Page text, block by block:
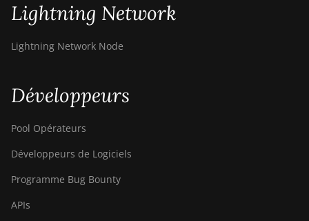
S21e XP Hyd 3U
(860Th)
BITMAIN AntMiner
BITMAIN AntMiner
S9
BITMAIN AntMiner
BITMAIN AntMiner
Lightning Network
Lightning Network Node
Développeurs
Pool Opérateurs
Développeurs de Logiciels
Programme Bug Bounty
APIs